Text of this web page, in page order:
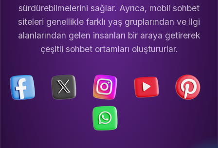
sürdürebilmelerini sağlar. Ayrıca, mobil sohbet
siteleri genellikle farklı yaş gruplarından ve ilgi
alanlarından gelen insanları bir araya getirerek
çeşitli sohbet ortamları oluştururlar.